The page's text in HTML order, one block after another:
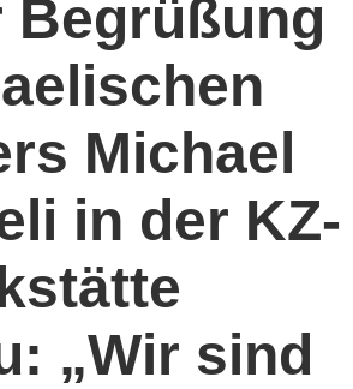
Begrüßung
Michael
in der KZ-
„Wir sind